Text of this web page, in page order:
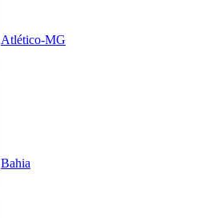
Atlético-MG
Bahia